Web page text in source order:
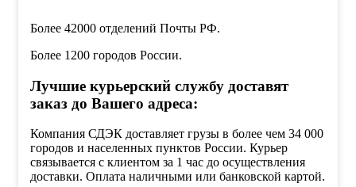
Более 42000 отделений Почты РФ.
Более 1200 городов России.
Лучшие курьерский службу доставят
заказ до Вашего адреса:
Компания СДЭК доставляет грузы в более чем 34 000
городов и населенных пунктов России. Курьер
связывается с клиентом за 1 час до осуществления
доставки. Оплата наличными или банковской картой.